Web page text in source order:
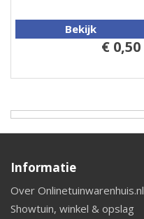
Bekijk
€ 0,50
Informatie
Over Onlinetuinwarenhuis.nl
Showtuin, winkel & opslag